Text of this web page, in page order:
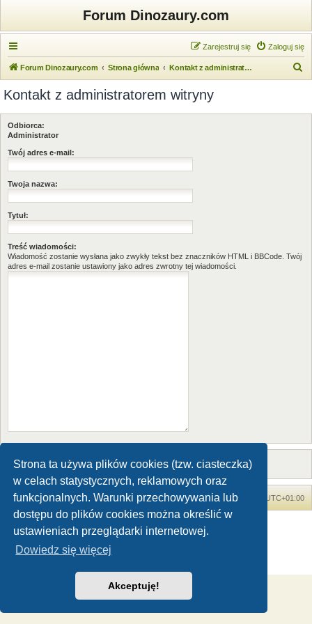
Strona ta używa plików cookies (tzw. ciasteczka)
w celach statystycznych, reklamowych oraz
funkcjonalnych. Warunki przechowywania lub
dostępu do plików cookies można określić w
ustawieniach przeglądarki internetowej.
Dowiedz się więcej
Akceptuję!
Forum Dinozaury.com
Zaloguj się
Zarejestruj się
Forum Dinozaury.com Strona główna Kontakt z administratorem witryny
k
Kontakt z administratorem witryny
Odbiorca:
Administrator
Twój adres e-mail:
Twoja nazwa:
Tytuł:
Treść wiadomości:
Wiadomość zostanie wysłana jako zwykły tekst bez znaczników HTML i BBCode. Twój
adres e-mail zostanie ustawiony jako adres zwrotny tej wiadomości.
Forum Dinozaury.com Strona główna Strefa czasowa UTC+01:00
Technologię dostarczaphpBB® Forum Software © phpBB Limited
Polski pakiet językowy dostarcza